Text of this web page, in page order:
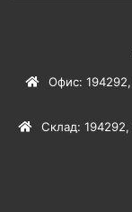
Офис: 194292,
Склад: 194292,